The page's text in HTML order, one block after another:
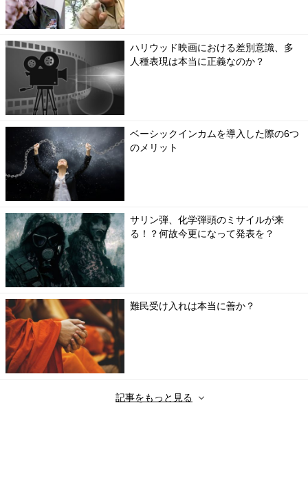
ハリウッド映画における差別意識、多
人種表現は本当に正義なのか？
ベーシックインカムを導入した際の6つ
のメリット
サリン弾、化学弾頭のミサイルが来
る！？何故今更になって発表を？
難民受け入れは本当に善か？
記事をもっと見る